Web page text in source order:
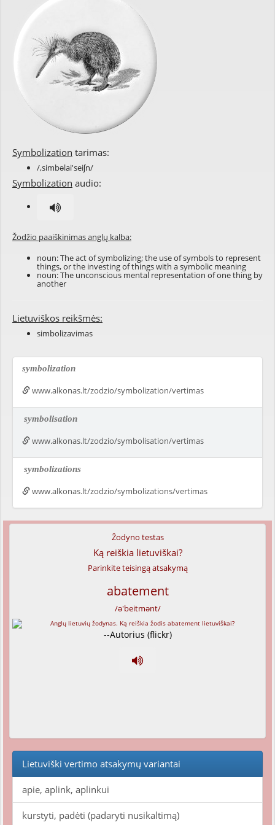
Symbolization tarimas:
/,simbəlai'seiʃn/
Symbolization audio:
Žodžio paaiškinimas anglų kalba:
noun: The act ofsymbolizing; the use ofsymbolsto represent
things, or the investing of things with asymbolic meaning
noun: The unconscious mental representation of one thing by
another
Lietuviškos reikšmės:
simbolizavimas
symbolization
www.alkonas.lt/zodzio/symbolization/vertimas
symbolisation
www.alkonas.lt/zodzio/symbolisation/vertimas
symbolizations
www.alkonas.lt/zodzio/symbolizations/vertimas
Žodyno testas
Ką reiškia lietuviškai?
Parinkite teisingą atsakymą
abatement
/ə'beitmənt/
--Autorius (flickr)
Lietuviški vertimo atsakymų variantai
apie, aplink, aplinkui
kurstyti, padėti (padaryti nusikaltimą)